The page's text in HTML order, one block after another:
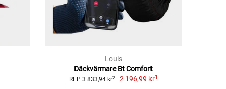
Louis
Däckvärmare Bt Comfort
RFP 3 833,94 kr2 2 196,99 kr1